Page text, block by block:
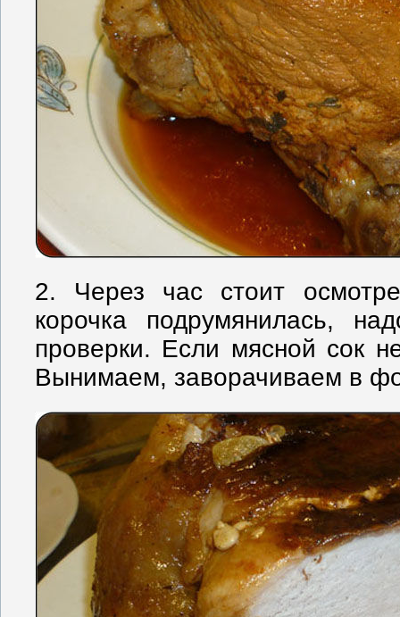
2. Через час стоит
корочка подрумянилась,
проверки. Если мясной сок
Вынимаем, заворачиваем в